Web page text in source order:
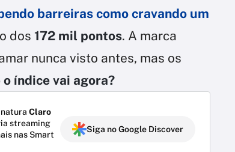
barreiras como cravando um
dos 172 mil pontos. A marca
nunca visto antes, mas os
o índice vai agora?
Claro
streaming
nas Smart
Siga no Google Discover